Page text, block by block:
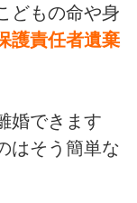
どもの命や身
護責任者遺棄
婚できます
はそう簡単な